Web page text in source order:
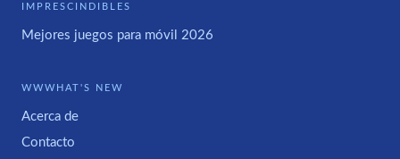
IMPRESCINDIBLES
Mejores juegos para móvil 2026
WWWHAT'S NEW
Acerca de
Contacto